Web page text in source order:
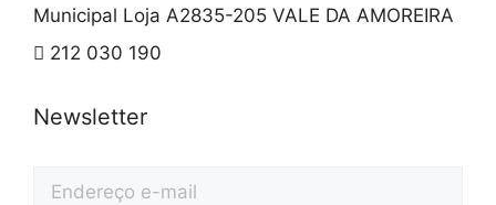
Municipal Loja A2835-205 VALE DA AMOREIRA
212 030 190
Newsletter